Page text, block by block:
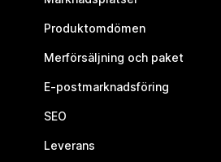
Produktomdömen
Merförsäljning och paket
E-postmarknadsföring
SEO
Leverans